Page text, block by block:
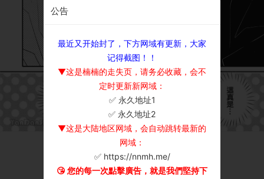
公告
最近又开始封了，下方网域有更新，大家
记得截图！！
▼这是楠楠的走失页，请务必收藏，会不
定时更新新网域：
✅ 永久地址1
✅ 永久地址2
▼这是大陆地区网域，会自动跳转最新的
网域：
✅ https://nnmh.me/
😘 您的每一次點擊廣告，就是我們堅持下